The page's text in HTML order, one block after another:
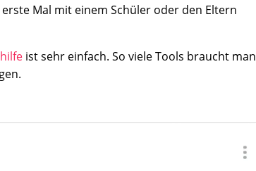
Mal mit einem Schüler oder den Eltern
ist sehr einfach. So viele Tools braucht man